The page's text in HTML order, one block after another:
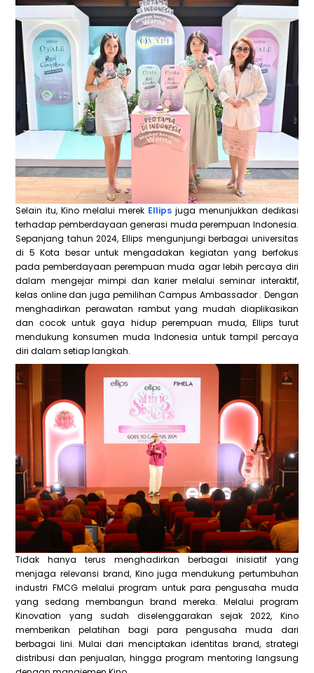
Selain itu, Kino melalui merek Ellipsjuga menunjukkan dedikasi
terhadap pemberdayaan generasi muda perempuan Indonesia.
Sepanjang tahun 2024, Ellips mengunjungi berbagai universitas
di 5 Kota besar untuk mengadakan kegiatan yang berfokus
pada pemberdayaan perempuan muda agar lebih percaya diri
dalam mengejar mimpi dan karier melalui seminar interaktif,
kelas online dan juga pemilihan Campus Ambassador . Dengan
menghadirkan perawatan rambut yang mudah diaplikasikan
dan cocok untuk gaya hidup perempuan muda, Ellips turut
mendukung konsumen muda Indonesia untuk tampil percaya
diri dalam setiap langkah.
Tidak hanya terus menghadirkan berbagai inisiatif yang
menjaga relevansi brand, Kino juga mendukung pertumbuhan
industri FMCG melalui program untuk para pengusaha muda
yang sedang membangun brand mereka. Melalui program
Kinovation yang sudah diselenggarakan sejak 2022, Kino
memberikan pelatihan bagi para pengusaha muda dari
berbagai lini. Mulai dari menciptakan identitas brand, strategi
distribusi dan penjualan, hingga program mentoring langsung